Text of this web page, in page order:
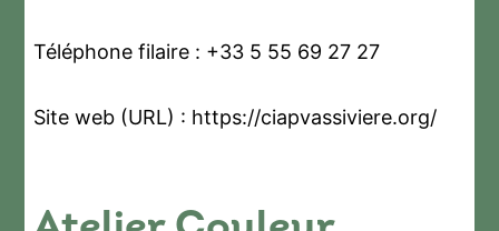
Téléphone filaire : +33 5 55 69 27 27
Site web (URL) : https://ciapvassiviere.org/